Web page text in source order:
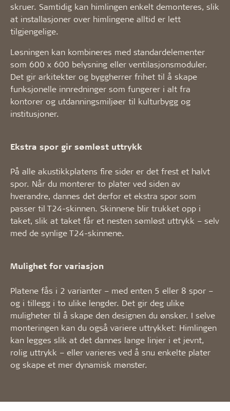
skruer. Samtidig kan himlingen enkelt demonteres, slik
at installasjoner over himlingene alltid er lett
tilgjengelige.
Løsningen kan kombineres med standardelementer
som 600 x 600 belysning eller ventilasjonsmoduler.
Det gir arkitekter og byggherrer frihet til å skape
funksjonelle innredninger som fungerer i alt fra
kontorer og utdanningsmiljøer til kulturbygg og
institusjoner.
Ekstra spor gir sømløst uttrykk
På alle akustikkplatens fire sider er det frest et halvt
spor. Når du monterer to plater ved siden av
hverandre, dannes det derfor et ekstra spor som
passer til T24-skinnen. Skinnene blir trukket opp i
taket, slik at taket får et nesten sømløst uttrykk – selv
med de synlige T24-skinnene.
Mulighet for variasjon
Platene fås i 2 varianter – med enten 5 eller 8 spor –
og i tillegg i to ulike lengder. Det gir deg ulike
muligheter til å skape den designen du ønsker. I selve
monteringen kan du også variere uttrykket: Himlingen
kan legges slik at det dannes lange linjer i et jevnt,
rolig uttrykk – eller varieres ved å snu enkelte plater
og skape et mer dynamisk mønster.